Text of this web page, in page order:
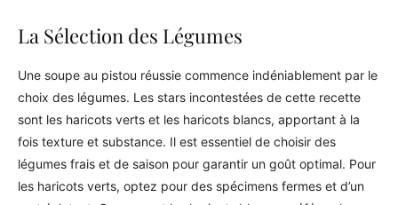
La Sélection des Légumes
Une soupe au pistou réussie commence indéniablement par le
choix des légumes. Les stars incontestées de cette recette
sont les haricots verts et les haricots blancs, apportant à la
fois texture et substance. Il est essentiel de choisir des
légumes frais et de saison pour garantir un goût optimal. Pour
les haricots verts, optez pour des spécimens fermes et d’un